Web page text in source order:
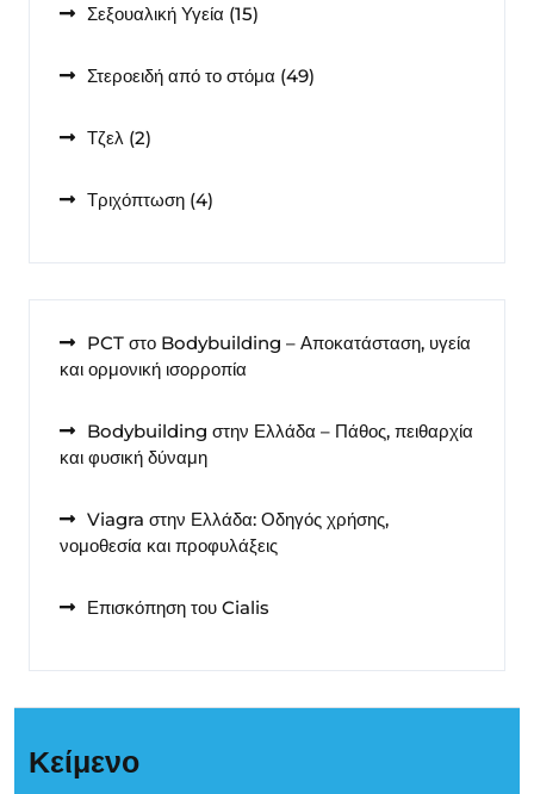
Σεξουαλική Υγεία 1515
Στεροειδή από το στόμα 4949
Τζελ 22
Τριχόπτωση 44
PCT στο Bodybuilding – Αποκατάσταση, υγεία
και ορμονική ισορροπία
Bodybuilding στην Ελλάδα – Πάθος, πειθαρχία
και φυσική δύναμη
Viagra στην Ελλάδα: Οδηγός χρήσης,
νομοθεσία και προφυλάξεις
Επισκόπηση του Cialis
Κείμενο